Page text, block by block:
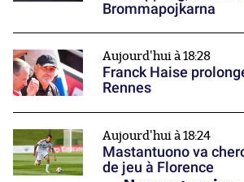
Brommapojkarna
Aujourd'hui à 18:28
Franck Haise
Rennes
Aujourd'hui à 18:24
Mastantuono va
de jeu à Florence